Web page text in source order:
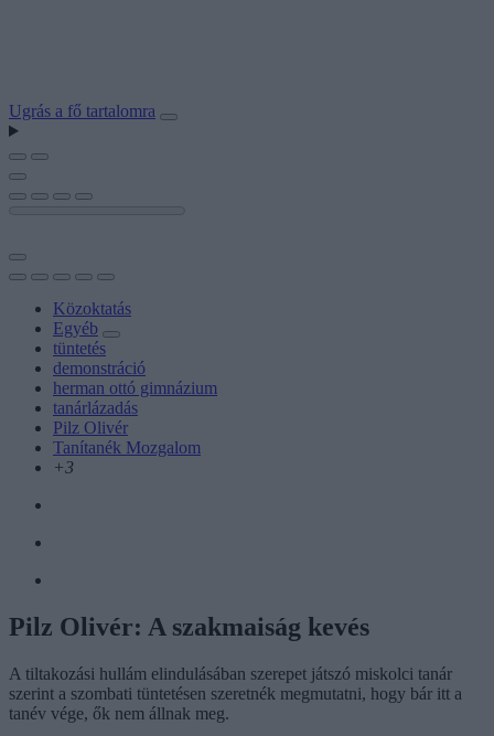
Ugrás a fő tartalomra
Közoktatás
Egyéb
tüntetés
demonstráció
herman ottó gimnázium
tanárlázadás
Pilz Olivér
Tanítanék Mozgalom
+3
Pilz Olivér: A szakmaiság kevés
A tiltakozási hullám elindulásában szerepet játszó miskolci tanár
szerint a szombati tüntetésen szeretnék megmutatni, hogy bár itt a
tanév vége, ők nem állnak meg.